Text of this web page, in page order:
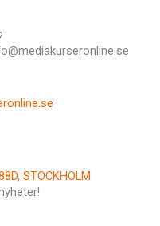
STOCKHOLM